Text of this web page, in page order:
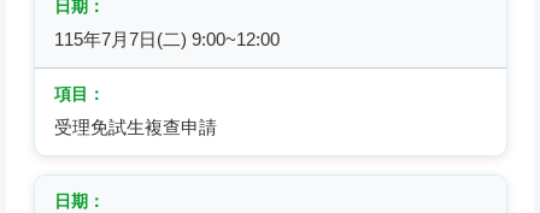
115年7月7日(二) 9:00~12:00
受理免試生複查申請